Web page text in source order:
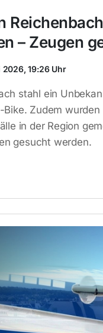
Reichenbach
– Zeugen
2026, 19:26 Uhr
stahl ein
Bike. Zudem wurden
in der Region
gesucht werden.